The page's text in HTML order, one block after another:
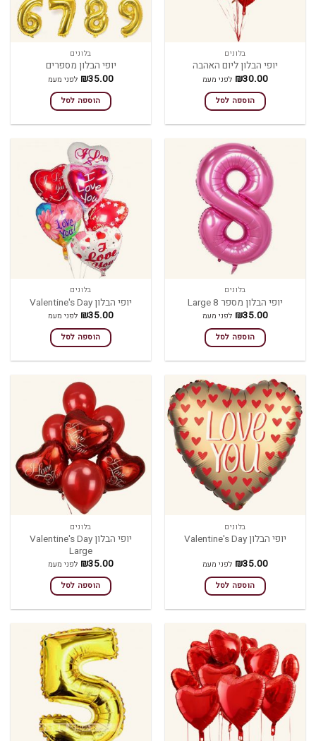
בלונים
יופי הבלון ליום האהבה
₪30.00
לפני מעמ
הוספה לסל
בלונים
יופי הבלון מספרים
₪35.00
לפני מעמ
הוספה לסל
בלונים
יופי הבלון מספר 8 Large
₪35.00
לפני מעמ
הוספה לסל
בלונים
יופי הבלון Valentine's Day
₪35.00
לפני מעמ
הוספה לסל
בלונים
יופי הבלון Valentine's Day
₪35.00
לפני מעמ
הוספה לסל
בלונים
יופי הבלון Valentine's Day
Large
₪35.00
לפני מעמ
הוספה לסל